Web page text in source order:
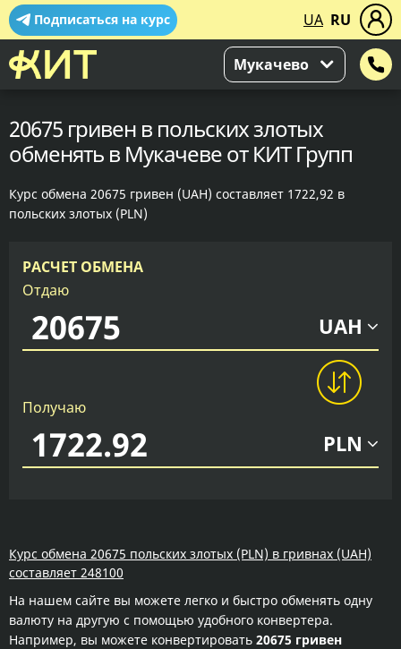
Подписаться на курс UA RU
Мукачево
20675 гривен в польских злотых
обменять в Мукачеве от КИТ Групп
Курс обмена 20675 гривен (UAH) составляет 1722,92 в
польских злотых (PLN)
РАСЧЕТ ОБМЕНА
Отдаю
UAH
Получаю
PLN
Курс обмена 20675 польских злотых (PLN) в гривнах (UAH)
составляет 248100
На нашем сайте вы можете легко и быстро обменять одну
валюту на другую с помощью удобного конвертера.
Например, вы можете конвертировать 20675 гривен